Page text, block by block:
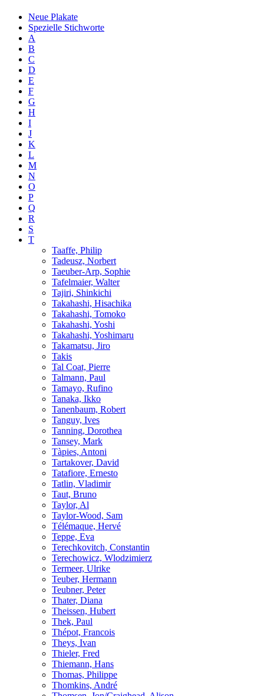
Neue Plakate
Spezielle Stichworte
A
B
C
D
E
F
G
H
I
J
K
L
M
N
O
P
Q
R
S
T
Taaffe, Philip
Tadeusz, Norbert
Taeuber-Arp, Sophie
Tafelmaier, Walter
Tajiri, Shinkichi
Takahashi, Hisachika
Takahashi, Tomoko
Takahashi, Yoshi
Takahashi, Yoshimaru
Takamatsu, Jiro
Takis
Tal Coat, Pierre
Talmann, Paul
Tamayo, Rufino
Tanaka, Ikko
Tanenbaum, Robert
Tanguy, Ives
Tanning, Dorothea
Tansey, Mark
Tàpies, Antoni
Tartakover, David
Tatafiore, Ernesto
Tatlin, Vladimir
Taut, Bruno
Taylor, Al
Taylor-Wood, Sam
Télémaque, Hervé
Teppe, Eva
Terechkovitch, Constantin
Terechowicz, Wlodzimierz
Termeer, Ulrike
Teuber, Hermann
Teubner, Peter
Thater, Diana
Theissen, Hubert
Thek, Paul
Thépot, Francois
Theys, Ivan
Thieler, Fred
Thiemann, Hans
Thomas, Philippe
Thomkins, André